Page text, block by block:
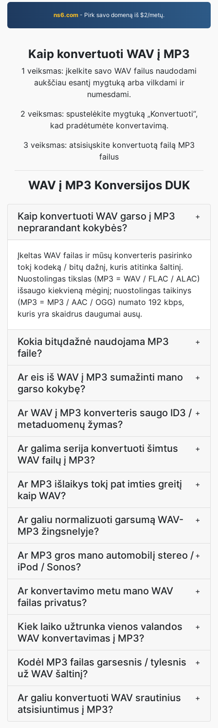
ns6.com - Pirk savo domeną iš $2/metų.
Kaip konvertuoti WAV į MP3
1 veiksmas: įkelkite savo WAV failus naudodami
aukščiau esantį mygtuką arba vilkdami ir
numesdami.
2 veiksmas: spustelėkite mygtuką „Konvertuoti“,
kad pradėtumėte konvertavimą.
3 veiksmas: atsisiųskite konvertuotą failą MP3
failus
WAV į MP3 Konversijos DUK
Kaip konvertuoti WAV garso į MP3
neprarandant kokybės?
+
Įkeltas WAV failas ir mūsų konverteris pasirinko
tokį kodeką / bitų dažnį, kuris atitinka šaltinį.
Nuostolingas tikslas (MP3 = WAV / FLAC / ALAC)
išsaugo kiekvieną mėginį; nuostolingas taikinys
(MP3 = MP3 / AAC / OGG) numato 192 kbps,
kuris yra skaidrus daugumai ausų.
Kokia bitųdažnė naudojama MP3
faile?
+
Ar eis iš WAV į MP3 sumažinti mano
garso kokybę?
+
Ar WAV į MP3 konverteris saugo ID3 /
metaduomenų žymas?
+
Ar galima serija konvertuoti šimtus
WAV failų į MP3?
+
Ar MP3 išlaikys tokį pat imties greitį
kaip WAV?
+
Ar galiu normalizuoti garsumą WAV-
MP3 žingsnelyje?
+
Ar MP3 gros mano automobilį stereo /
iPod / Sonos?
+
Ar konvertavimo metu mano WAV
failas privatus?
+
Kiek laiko užtrunka vienos valandos
WAV konvertavimas į MP3?
+
Kodėl MP3 failas garsesnis / tylesnis
už WAV šaltinį?
+
Ar galiu konvertuoti WAV srautinius
atsisiuntimus į MP3?
+